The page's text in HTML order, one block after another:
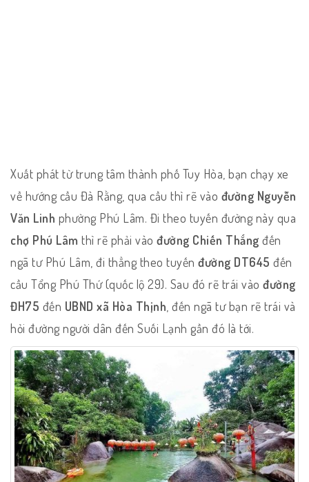
Xuất phát từ trung tâm thành phố Tuy Hòa, bạn chạy xe
về hướng cầu Đà Rằng, qua cầu thì rẽ vào đường Nguyễn
Văn Linh phường Phú Lâm. Đi theo tuyến đường này qua
chợ Phú Lâm thì rẽ phải vào đường Chiến Thắng đến
ngã tư Phú Lâm, đi thẳng theo tuyến đường DT645 đến
cầu Tổng Phú Thứ (quốc lộ 29). Sau đó rẽ trái vào đường
ĐH75 đến UBND xã Hòa Thịnh , đến ngã tư bạn rẽ trái và
hỏi đường người dân đến Suối Lạnh gần đó là tới.